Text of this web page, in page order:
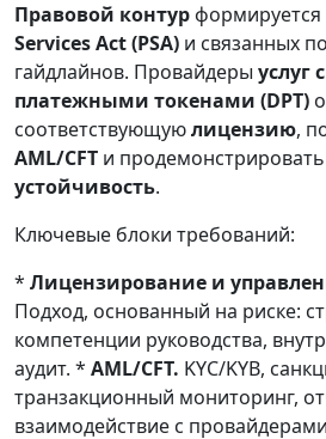
Правовой контурформируется
Services Act (PSA) и связанных
гайдлайнов. Провайдеры услуг
платежными токенами (DPT)
соответствующуюлицензию,
AML/CFT и продемонстрировать
устойчивость.
Ключевые блоки требований:
* Лицензирование и
Подход, основанный на риске:
компетенции руководства,
аудит. * AML/CFT. KYC/KYB,
транзакционный мониторинг,
взаимодействие с